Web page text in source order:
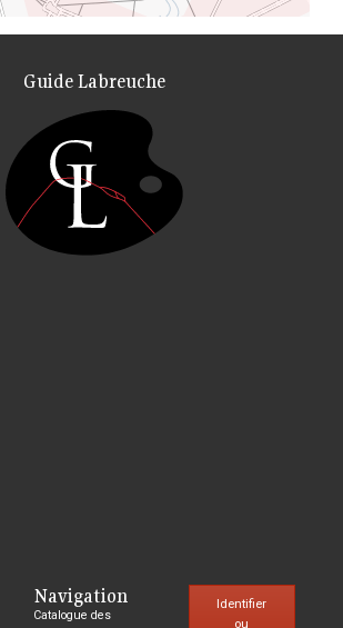
Guide Labreuche
Navigation
Catalogue des
Identifier
ou